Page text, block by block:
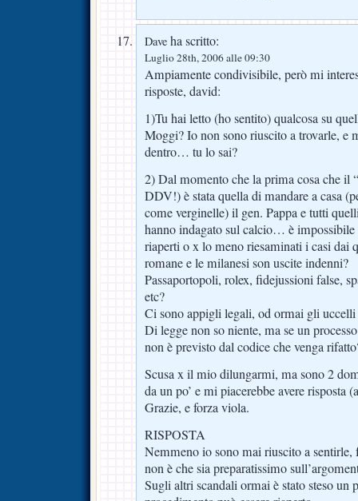
Dave ha scritto:
Luglio 28th, 2006 alle 09:30
Ampiamente condivisibile, però mi
risposte, david:
1)Tu hai letto (ho sentito) qualcosa su
Moggi? Io non sono riuscito a trovarle, e
dentro… tu lo sai?
2) Dal momento che la prima cosa che il
DDV!) è stata quella di mandare a casa
come verginelle) il gen. Pappa e tutti
hanno indagato sul calcio… è impossibile
riaperti o x lo meno riesaminati i casi dai
romane e le milanesi son uscite indenni?
Passaportopoli, rolex, fidejussioni false,
etc?
Ci sono appigli legali, od ormai gli
Di legge non so niente, ma se un
non è previsto dal codice che venga
Scusa x il mio dilungarmi, ma sono 2
da un po’ e mi piacerebbe avere risposta
Grazie, e forza viola.
RISPOSTA
Nemmeno io sono mai riuscito a sentirle,
non è che sia preparatissimo
Sugli altri scandali ormai è stato steso un